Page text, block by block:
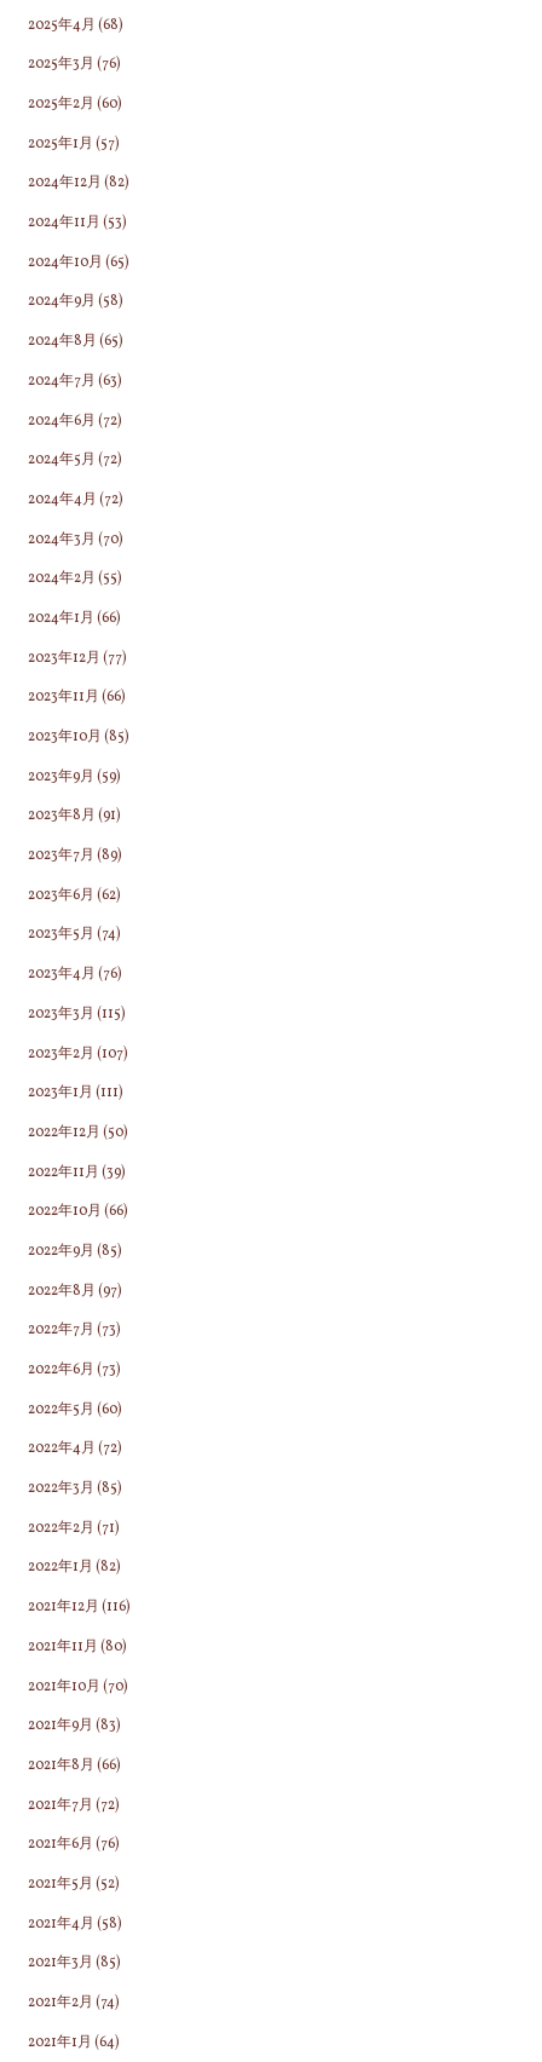
2025年4月 (68)
2025年3月 (76)
2025年2月 (60)
2025年1月 (57)
2024年12月 (82)
2024年11月 (53)
2024年10月 (65)
2024年9月 (58)
2024年8月 (65)
2024年7月 (63)
2024年6月 (72)
2024年5月 (72)
2024年4月 (72)
2024年3月 (70)
2024年2月 (55)
2024年1月 (66)
2023年12月 (77)
2023年11月 (66)
2023年10月 (85)
2023年9月 (59)
2023年8月 (91)
2023年7月 (89)
2023年6月 (62)
2023年5月 (74)
2023年4月 (76)
2023年3月 (115)
2023年2月 (107)
2023年1月 (111)
2022年12月 (50)
2022年11月 (39)
2022年10月 (66)
2022年9月 (85)
2022年8月 (97)
2022年7月 (73)
2022年6月 (73)
2022年5月 (60)
2022年4月 (72)
2022年3月 (85)
2022年2月 (71)
2022年1月 (82)
2021年12月 (116)
2021年11月 (80)
2021年10月 (70)
2021年9月 (83)
2021年8月 (66)
2021年7月 (72)
2021年6月 (76)
2021年5月 (52)
2021年4月 (58)
2021年3月 (85)
2021年2月 (74)
2021年1月 (64)